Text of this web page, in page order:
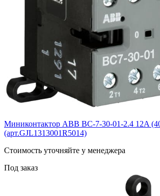
Миниконтактор ABB BС-7-30-01-2.4 12A
(арт.GJL1313001R5014)
Cтоимость уточняйте у менеджера
Под заказ